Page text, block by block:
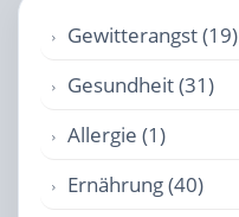
Gewitterangst (19)
Gesundheit (31)
Allergie (1)
Ernährung (40)